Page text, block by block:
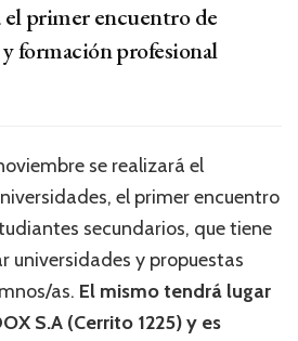
primer encuentro de
formación profesional
se realizará el
el primer encuentro
secundarios, que tiene
universidades y propuestas
as. El mismo tendrá lugar
S.A (Cerrito 1225) y es